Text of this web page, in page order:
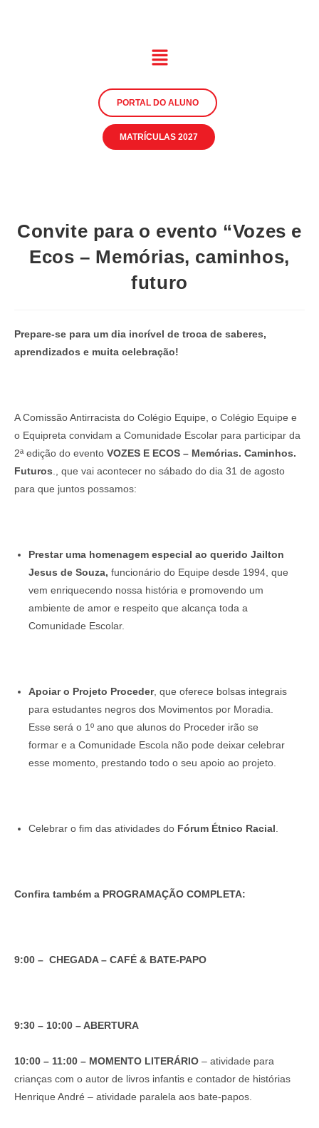
PORTAL DO ALUNO
MATRÍCULAS 2027
Convite para o evento “Vozes e
Ecos – Memórias, caminhos,
futuro
Prepare-se para um dia incrível de troca de saberes,
aprendizados e muita celebração!
A Comissão Antirracista do Colégio Equipe, o Colégio Equipe e
o Equipreta convidam a Comunidade Escolar para participar da
2ª edição do evento VOZES E ECOS – Memórias. Caminhos.
Futuros., que vai acontecer no sábado do dia 31 de agosto
para que juntos possamos:
Prestar uma homenagem especial ao querido Jailton
Jesus de Souza, funcionário do Equipe desde 1994, que
vem enriquecendo nossa história e promovendo um
ambiente de amor e respeito que alcança toda a
Comunidade Escolar.
Apoiar o Projeto Proceder, que oferece bolsas integrais
para estudantes negros dos Movimentos por Moradia.
Esse será o 1º ano que alunos do Proceder irão se
formar e a Comunidade Escola não pode deixar celebrar
esse momento, prestando todo o seu apoio ao projeto.
Celebrar o fim das atividades do Fórum Étnico Racial.
Confira também a PROGRAMAÇÃO COMPLETA:
9:00 – CHEGADA – CAFÉ & BATE-PAPO
9:30 – 10:00 – ABERTURA
10:00 – 11:00 – MOMENTO LITERÁRIO – atividade para
crianças com o autor de livros infantis e contador de histórias
Henrique André – atividade paralela aos bate-papos.